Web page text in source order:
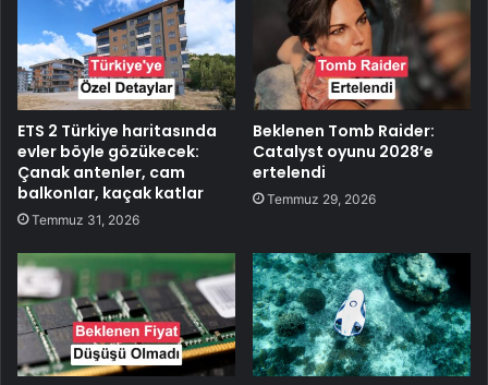
ETS 2 Türkiye haritasında
evler böyle gözükecek:
Çanak antenler, cam
balkonlar, kaçak katlar
Temmuz 31, 2026
Beklenen Tomb Raider:
Catalyst oyunu 2028’e
ertelendi
Temmuz 29, 2026